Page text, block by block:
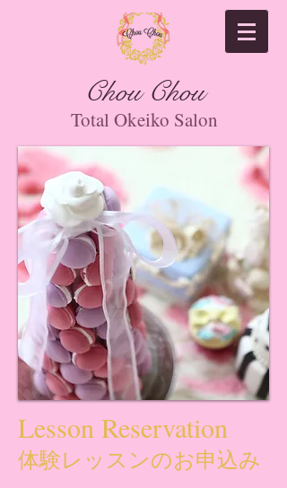
Chou Chou
Total Okeiko Salon
Lesson Reservation
体験レッスンのお申込み